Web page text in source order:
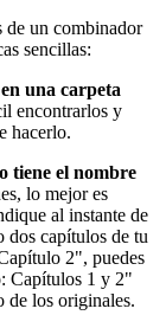
de un combinador
sencillas:
una carpeta
encontrarlos y
hacerlo.
tiene el nombre
lo mejor es
al instante de
dos capítulos de tu
2", puedes
Capítulos 1 y 2"
de los originales.